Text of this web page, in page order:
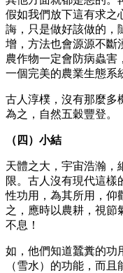
假如我們放下這有求之
誨，只是做好該做的，
增，方法也會源源不斷
農作物一定會防病蟲害
一個完美的農業生態系
古人淳樸，沒有那麼多
為之，自然五穀豐登。
（四）小結
天體之大，宇宙浩瀚，
限。古人沒有現代這樣
性功用，為其所用，仰
之，應時以農耕，視節
不息！
如，他們知道蠶糞的功
（雪水）的功能，而